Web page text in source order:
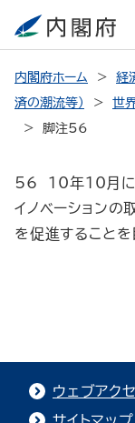
内閣府ホーム 経
済の潮流等）
世
脚注56
56 10年10月に
イノベーションの
を促進することを
ウェブアク